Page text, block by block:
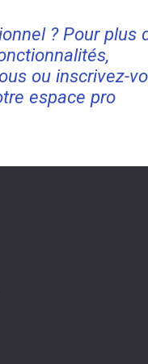
? Pour plus
ou inscrivez-
espace pro